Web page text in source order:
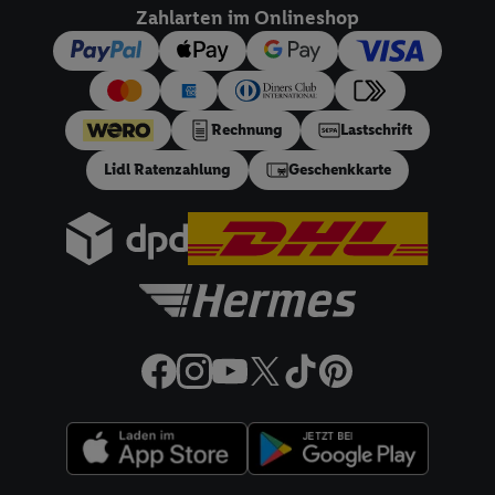
Zahlarten im Onlineshop
Rechnung Lastschrift
Lidl Ratenzahlung Geschenkkarte
dieser Werbeausspielungen.
Sofern Sie hier Ihre Zustimmung dazu erteilen und danach ein
Lidl Plus-Konto erstellen bzw. sich in Ihr bestehendes Lidl
Plus-Konto einloggen, kann darüber hinaus auch Ihre dort
angegebene E-Mail-Adresse von uns in gemeinsamer
Verantwortlichkeit mit einem der oben genannten Partner
verwendet werden, um daraus eine spezielle Online-Kennung
die sogleich beschriebene Utiq-Kennung verwenden können,
um Sie in von Dritten betriebenen Diensten zu erkennen und
uns und einem der anderen oben genannten Partner auch Ihre
gemeinsamer Verantwortlichkeit verarbeitet.
Zudem erlauben Sie uns, der Utiq SA/NV („Utiq“) und
in den Lidl-Diensten einzusetzen. Utiq prüft zunächst anhand
Ihrer IP-Adresse, ob die Technologie für Sie verfügbar ist.